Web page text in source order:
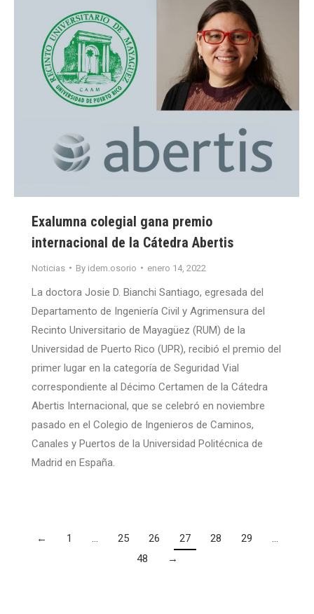
Exalumna colegial gana premio
internacional de la Cátedra Abertis
Noticias By idem.osorio enero 14, 2022
La doctora Josie D. Bianchi Santiago, egresada del
Departamento de Ingeniería Civil y Agrimensura del
Recinto Universitario de Mayagüez (RUM) de la
Universidad de Puerto Rico (UPR), recibió el premio del
primer lugar en la categoría de Seguridad Vial
correspondiente al Décimo Certamen de la Cátedra
Abertis Internacional, que se celebró en noviembre
pasado en el Colegio de Ingenieros de Caminos,
Canales y Puertos de la Universidad Politécnica de
Madrid en España.
← 1 … 25 26 27 28 29
…
48
→